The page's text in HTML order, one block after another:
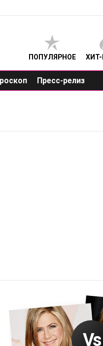
ПОПУЛЯРНОЕ
Пресс-релиз